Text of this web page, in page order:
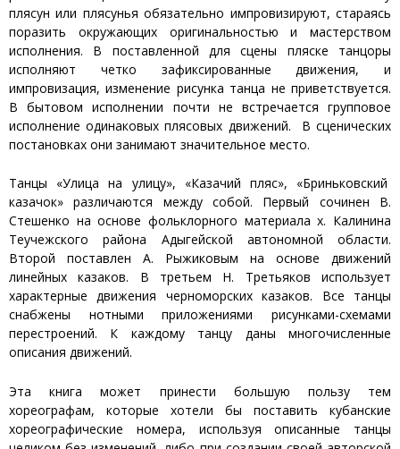
плясун или плясунья обязательно импровизируют, стараясь
поразить окружающих оригинальностью и мастерством
исполнения. В поставленной для сцены пляске танцоры
исполняют четко зафиксированные движения, и
импровизация, изменение рисунка танца не приветствуется.
В бытовом исполнении почти не встречается групповое
исполнение одинаковых плясовых движений. В сценических
постановках они занимают значительное место.
Танцы «Улица на улицу», «Казачий пляс», «Бриньковский
казачок» различаются между собой. Первый сочинен В.
Стешенко на основе фольклорного материала х. Калинина
Теучежского района Адыгейской автономной области.
Второй поставлен А. Рыжиковым на основе движений
линейных казаков. В третьем Н. Третьяков использует
характерные движения черноморских казаков. Все танцы
снабжены нотными приложениями рисунками-схемами
перестроений. К каждому танцу даны многочисленные
описания движений.
Эта книга может принести большую пользу тем
хореографам, которые хотели бы поставить кубанские
хореографические номера, используя описанные танцы